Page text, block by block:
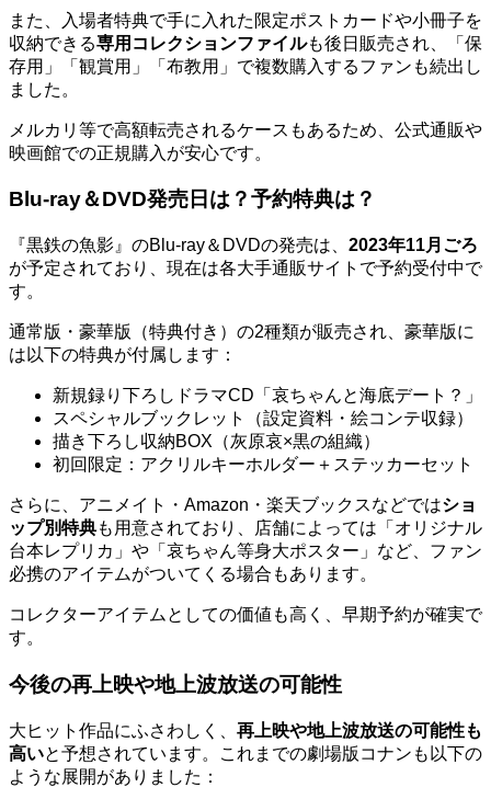
また、入場者特典で手に入れた限定ポストカードや小冊子を
収納できる専用コレクションファイルも後日販売され、「保
存用」「観賞用」「布教用」で複数購入するファンも続出し
ました。
メルカリ等で高額転売されるケースもあるため、公式通販や
映画館での正規購入が安心です。
Blu-ray＆DVD発売日は？予約特典は？
『黒鉄の魚影』のBlu-ray＆DVDの発売は、 2023年11月ごろ
が予定されており、現在は各大手通販サイトで予約受付中で
す。
通常版・豪華版（特典付き）の2種類が販売され、豪華版に
は以下の特典が付属します：
新規録り下ろしドラマCD「哀ちゃんと海底デート？」
スペシャルブックレット（設定資料・絵コンテ収録）
描き下ろし収納BOX（灰原哀×黒の組織）
初回限定：アクリルキーホルダー＋ステッカーセット
さらに、アニメイト・Amazon・楽天ブックスなどではショ
ップ別特典も用意されており、店舗によっては「オリジナル
台本レプリカ」や「哀ちゃん等身大ポスター」など、ファン
必携のアイテムがついてくる場合もあります。
コレクターアイテムとしての価値も高く、早期予約が確実で
す。
今後の再上映や地上波放送の可能性
大ヒット作品にふさわしく、 再上映や地上波放送の可能性も
高いと予想されています。これまでの劇場版コナンも以下の
ような展開がありました：